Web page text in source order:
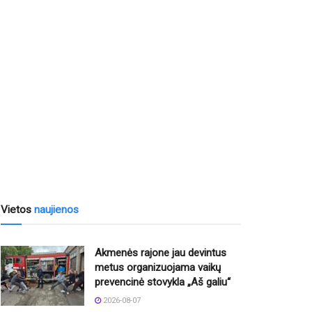
Vietos naujienos
Akmenės rajone jau devintus
metus organizuojama vaikų
prevencinė stovykla „Aš galiu“
2026-08-07